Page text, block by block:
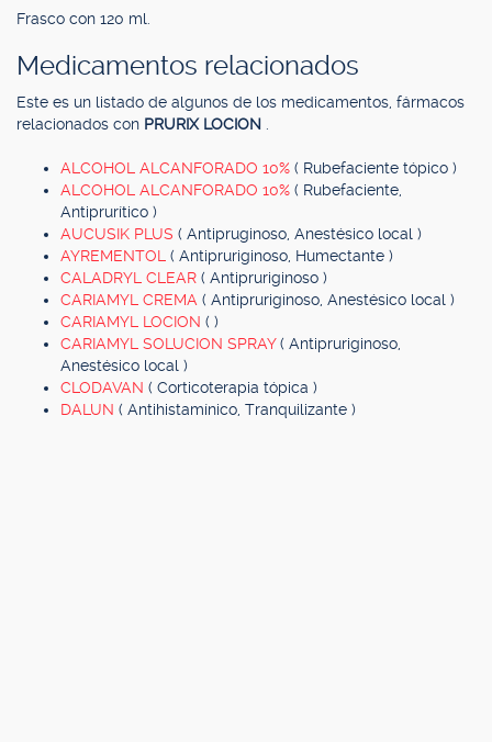
Frasco con 120 ml.
Medicamentos relacionados
Este es un listado de algunos de los medicamentos, fármacos
relacionados con PRURIX LOCION
ALCOHOL ALCANFORADO 10% ( Rubefaciente tópico )
ALCOHOL ALCANFORADO 10% ( Rubefaciente,
Antiprurítico )
AUCUSIK PLUS ( Antipruginoso, Anestésico local )
AYREMENTOL ( Antipruriginoso, Humectante )
CALADRYL CLEAR ( Antipruriginoso )
CARIAMYL CREMA ( Antipruriginoso, Anestésico local )
CARIAMYL LOCION ( )
CARIAMYL SOLUCION SPRAY( Antipruriginoso,
Anestésico local )
CLODAVAN ( Corticoterapia tópica )
DALUN ( Antihistamínico, Tranquilizante )